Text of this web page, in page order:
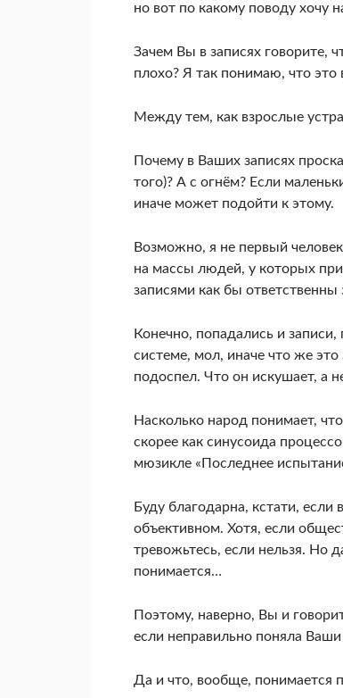
но вот по какому поводу хочу
Зачем Вы в записях говорите,
плохо? Я так понимаю, что это
Между тем, как взрослые
Почему в Ваших записях
того)? А с огнём? Если
иначе может подойти к этому.
Возможно, я не первый
на массы людей, у которых
записями как бы
Конечно, попадались и
системе, мол, иначе что же
подоспел. Что он искушает, а
Насколько народ понимает,
скорее как синусоида
мюзикле «Последнее
Буду благодарна, кстати,
объективном. Хотя, если
тревожьтесь, если нельзя. Но
понимается…
Поэтому, наверно, Вы и
если неправильно поняла Ваши
Да и что, вообще, понимается